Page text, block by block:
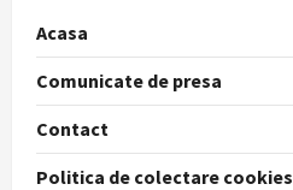
Acasa
Comunicate de presa
Contact
Politica de colectare cookies